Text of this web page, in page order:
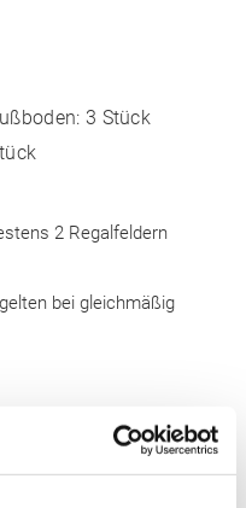
3 Stück
2 Regalfeldern
bei gleichmäßig
16 Stk.
Stk